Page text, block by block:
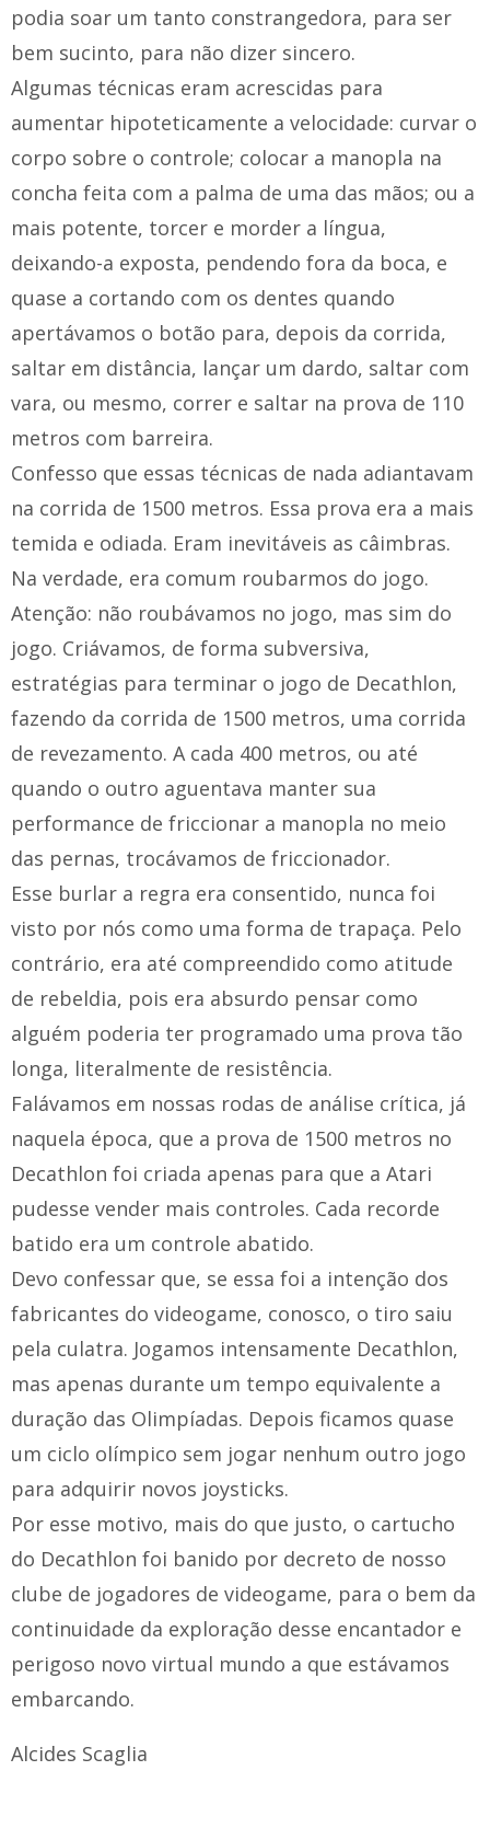
podia soar um tanto constrangedora, para ser
bem sucinto, para não dizer sincero.
Algumas técnicas eram acrescidas para
aumentar hipoteticamente a velocidade: curvar o
corpo sobre o controle; colocar a manopla na
concha feita com a palma de uma das mãos; ou a
mais potente, torcer e morder a língua,
deixando-a exposta, pendendo fora da boca, e
quase a cortando com os dentes quando
apertávamos o botão para, depois da corrida,
saltar em distância, lançar um dardo, saltar com
vara, ou mesmo, correr e saltar na prova de 110
metros com barreira.
Confesso que essas técnicas de nada adiantavam
na corrida de 1500 metros. Essa prova era a mais
temida e odiada. Eram inevitáveis as câimbras.
Na verdade, era comum roubarmos do jogo.
Atenção: não roubávamos no jogo, mas sim do
jogo. Criávamos, de forma subversiva,
estratégias para terminar o jogo de Decathlon,
fazendo da corrida de 1500 metros, uma corrida
de revezamento. A cada 400 metros, ou até
quando o outro aguentava manter sua
performance de friccionar a manopla no meio
das pernas, trocávamos de friccionador.
Esse burlar a regra era consentido, nunca foi
visto por nós como uma forma de trapaça. Pelo
contrário, era até compreendido como atitude
de rebeldia, pois era absurdo pensar como
alguém poderia ter programado uma prova tão
longa, literalmente de resistência.
Falávamos em nossas rodas de análise crítica, já
naquela época, que a prova de 1500 metros no
Decathlon foi criada apenas para que a Atari
pudesse vender mais controles. Cada recorde
batido era um controle abatido.
Devo confessar que, se essa foi a intenção dos
fabricantes do videogame, conosco, o tiro saiu
pela culatra. Jogamos intensamente Decathlon,
mas apenas durante um tempo equivalente a
duração das Olimpíadas. Depois ficamos quase
um ciclo olímpico sem jogar nenhum outro jogo
para adquirir novos joysticks.
Por esse motivo, mais do que justo, o cartucho
do Decathlon foi banido por decreto de nosso
clube de jogadores de videogame, para o bem da
continuidade da exploração desse encantador e
perigoso novo virtual mundo a que estávamos
embarcando.
Alcides Scaglia